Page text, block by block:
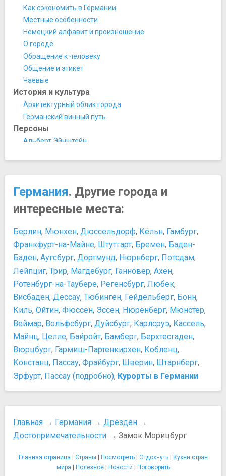
Музей Панометр
Музей транспорта
Музей этнологии
Немецкий музей гигиены
Нумизматический кабинет Дрездена
Собрание фарфора
Ночная жизнь, рестораны, кабаре
Dance Factory
Ресторан Alte Meister
Ресторан Kahnaletto
Ресторан Mama Africa
Памятники, скульптуры, статуи
​Памятник Мартину Лютеру
Парки и природные достопримечательности
Ботанический сад
Гроссер Гартен
Зоопарк Дрездена
Опера Земпера
Храмы, соборы, монастыри
Кафедральный собор
Новая синагога
Фрауэнкирхе (Церковь Богородицы)
Церковь Преподобного Симеона Дивногорца
Церковь Трёх Волхвов
Активный отдых, аттракционы, развлечения
Парковая железная дорога
Прочее
Дрезденская подвесная дорога
Крепость Кёнигштайн
Новая рыночная площадь
Собрание скульптур
Старое еврейское кладбище
Стеклянная мануфактура Volkswagen
Физико-математический салон
Художественный пассаж Кунстхоф
Центральный вокзал
Как сэкономить в Германии
Местные особенности
Немецкий алфавит и произношение
О городе
Обращение к человеку
Общение и этикет
Чаевые
История и культура
Архитектурный облик города
Германский винный путь
Персоны
Альберт Эйнштейн
Иоганн Себастьян Бах
Отто фон Бисмарк — первый канцлер Германской
империи
Рихард Вагнер — крупнейший немецкий композитор XIX
Томас Манн
Фридрих Вильгельм Ницше
​Брамс Иоганнес
​Иммануил Кант
​Иоганн Вольфганг Гёте
​Карл Маркс
​Людвиг Ван Бетховен
​Фридрих Энгельс
Развлечения и отдых
Куда сходить
Ночная жизнь
Смотровые площадки
Покупки
Какие магазины посетить
Когда распродажи в Германии
Шопинг
Шопинг в Германии
Германия. Другие города и
интересные места:
Берлин, Мюнхен, Дюссельдорф, Кёльн, Гамбург,
Франкфурт-на-Майне, Штутгарт, Бремен, Баден-
Баден, Аугсбург, Дортмунд, Нюрнберг, Потсдам,
Лейпциг, Трир, Магдебург, Ганновер, Ахен,
Ротенбург-на-Таубере, Регенсбург, Любек,
Висбаден, Дессау, Тюбинген, Гейдельберг, Бонн,
Киль, Ойтин, Фюссен, Эссен, Нюренберг, Мюнстер,
Веймар, Вольфсбург, Дуйсбург, Карлсруэ, Кассель,
Майнц, Целле, Байройт, Бамберг, Берхтесгаден,
Вюрцбург, Гармиш-Партенкирхен, Кобленц,
Констанц, Пассау, Фрайбург, Шверин, Штарнберг,
Эрфурт, Пассау (подробно), Курорты в Германии
Главная → Германия → Дрезден →
Достопримечательности → Замок Морицбург
Главная страница | Страны | Посмотреть| Отдохнуть| Кухни стран
мира | Полезное| Новости | Поговорить